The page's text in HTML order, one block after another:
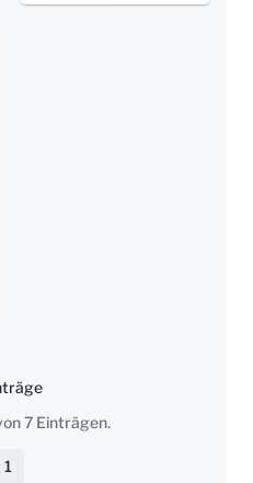
Pro Seite
7 Einträgen.
Seite
1